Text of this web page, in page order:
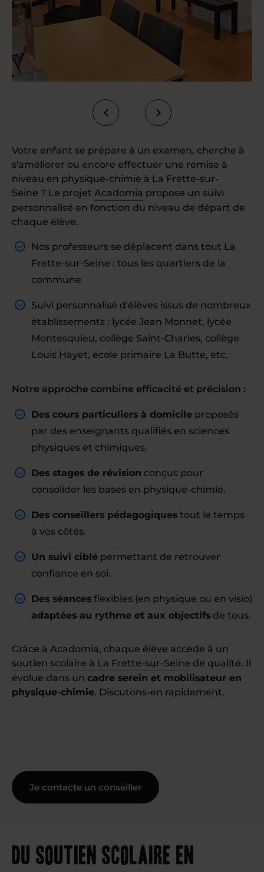
Votre enfant se prépare à un examen, cherche à
s'améliorer ou encore effectuer une remise à
niveau en physique-chimie à La Frette-sur-
Seine ? Le projet Acadomia propose un suivi
personnalisé en fonction du niveau de départ de
chaque élève.
Nos professeurs se déplacent dans tout La
Frette-sur-Seine : tous les quartiers de la
commune
Suivi personnalisé d'élèves issus de nombreux
établissements : lycée Jean Monnet, lycée
Montesquieu, collège Saint-Charles, collège
Louis Hayet, école primaire La Butte, etc.
Notre approche combine efficacité et précision :
Des cours particuliers à domicile proposés
par des enseignants qualifiés en sciences
physiques et chimiques.
Des stages de révision conçus pour
consolider les bases en physique-chimie.
Des conseillers pédagogiques tout le temps
à vos côtés.
Un suivi ciblé permettant de retrouver
confiance en soi.
Des séances flexibles (en physique ou en visio)
adaptées au rythme et aux objectifs de tous.
Grâce à Acadomia, chaque élève accède à un
soutien scolaire à La Frette-sur-Seine de qualité. Il
évolue dans un cadre serein et mobilisateur en
physique-chimie. Discutons-en rapidement.
Je contacte un conseiller
Du soutien scolaire en